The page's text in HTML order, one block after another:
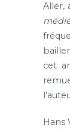
Aller,
cet
Hans